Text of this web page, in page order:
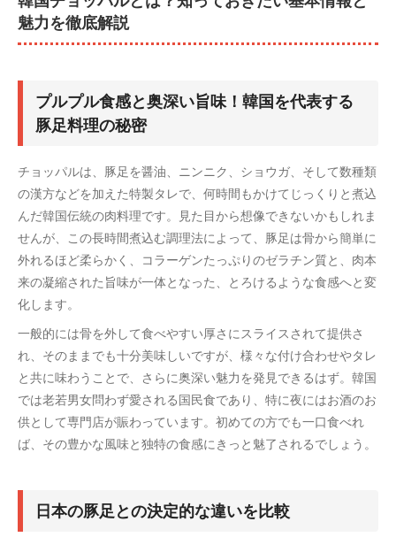
魅力を徹底解説
プルプル食感と奥深い旨味！韓国を代表する
豚足料理の秘密
チョッパルは、豚足を醤油、ニンニク、ショウガ、そして数種類
の漢方などを加えた特製タレで、何時間もかけてじっくりと煮込
んだ韓国伝統の肉料理です。見た目から想像できないかもしれま
せんが、この長時間煮込む調理法によって、豚足は骨から簡単に
外れるほど柔らかく、コラーゲンたっぷりのゼラチン質と、肉本
来の凝縮された旨味が一体となった、とろけるような食感へと変
化します。
一般的には骨を外して食べやすい厚さにスライスされて提供さ
れ、そのままでも十分美味しいですが、様々な付け合わせやタレ
と共に味わうことで、さらに奥深い魅力を発見できるはず。韓国
では老若男女問わず愛される国民食であり、特に夜にはお酒のお
供として専門店が賑わっています。初めての方でも一口食べれ
ば、その豊かな風味と独特の食感にきっと魅了されるでしょう。
日本の豚足との決定的な違いを比較